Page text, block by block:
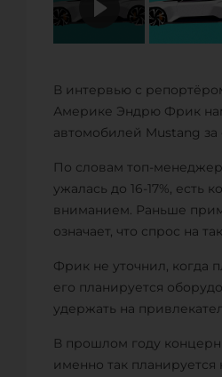
В интервью с
Америке Эндрю Фрик
автомобилей Mustang за
По словам топ-
ужалась до 16-17%, есть
вниманием. Раньше
означает, что спрос на
Фрик не уточнил, когда
его планируется
удержать на
В прошлом году концерн
именно так